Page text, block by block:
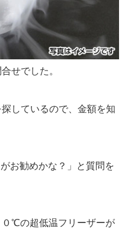
せでした。
しているので、金額を知
お勧めかな？」と質問を
０℃の超低温フリーザーが